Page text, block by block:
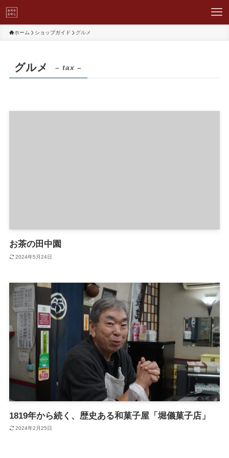
ショップガイド
お問い合わせ
サイトマップ
ホーム ショップガイド グルメ
グルメ – tax –
お茶の田中園
2024年5月24日
1819年から続く、歴史ある和菓子屋「堀儀菓子店」
2024年2月25日